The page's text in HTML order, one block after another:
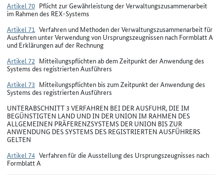
Artikel 70 Pflicht zur Gewährleistung der Verwaltungszusammenarbeit
im Rahmen des REX-Systems
Artikel 71 Verfahren und Methoden der Verwaltungszusammenarbeit für
Ausfuhren unter Verwendung von Ursprungszeugnissen nach Formblatt A
und Erklärungen auf der Rechnung
Artikel 72 Mitteilungspflichten ab dem Zeitpunkt der Anwendung des
Systems des registrierten Ausführers
Artikel 73 Mitteilungspflichten bis zum Zeitpunkt der Anwendung des
Systems des registrierten Ausführers
UNTERABSCHNITT 3 VERFAHREN BEI DER AUSFUHR, DIE IM
BEGÜNSTIGTEN LAND UND IN DER UNION IM RAHMEN DES
ALLGEMEINEN PRÄFERENZSYSTEMS DER UNION BIS ZUR
ANWENDUNG DES SYSTEMS DES REGISTRIERTEN AUSFÜHRERS
GELTEN
Artikel 74 Verfahren für die Ausstellung des Ursprungszeugnisses nach
Formblatt A